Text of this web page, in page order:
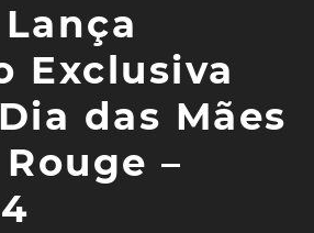
Exclusiva
das Mães
–